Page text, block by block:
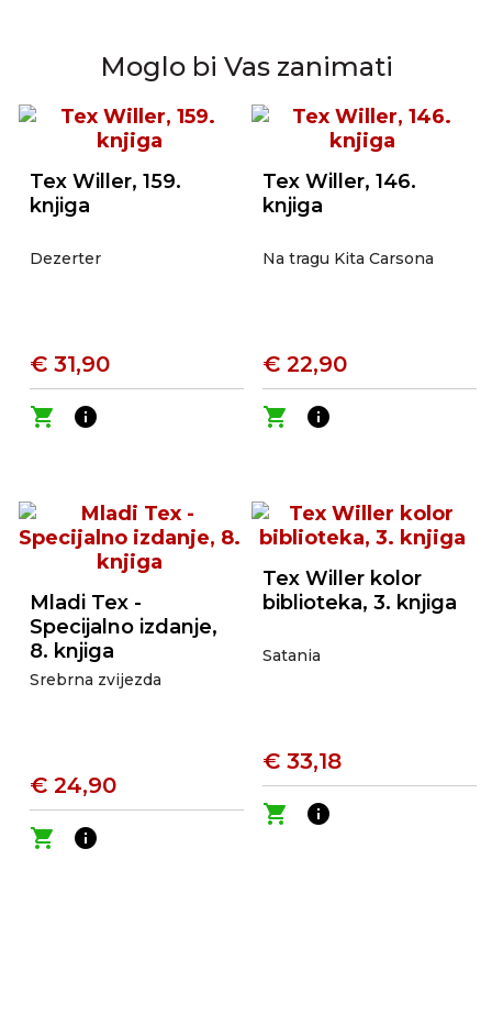
Moglo bi Vas zanimati
Tex Willer, 159.
knjiga
Dezerter
€ 31,90
shopping_cart
info
Tex Willer, 146.
knjiga
Na tragu Kita Carsona
€ 22,90
shopping_cart
info
Mladi Tex -
Specijalno izdanje,
8. knjiga
Srebrna zvijezda
€ 24,90
shopping_cart
info
Tex Willer kolor
biblioteka, 3. knjiga
Satania
€ 33,18
shopping_cart
info